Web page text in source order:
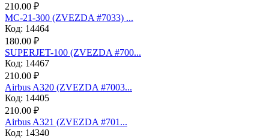
210.00 ₽
МС-21-300 (ZVEZDA #7033) ...
Код: 14464
180.00 ₽
SUPERJET-100 (ZVEZDA #700...
Код: 14467
210.00 ₽
Аirbus A320 (ZVEZDA #7003...
Код: 14405
210.00 ₽
Аirbus A321 (ZVEZDA #701...
Код: 14340